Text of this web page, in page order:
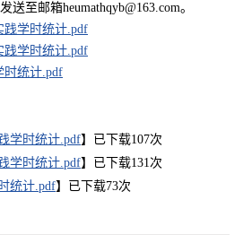
至邮箱heumathqyb@163.com。
践学时统计.pdf
践学时统计.pdf
时统计.pdf
学时统计.pdf】已下载107次
学时统计.pdf】已下载131次
统计.pdf】已下载73次